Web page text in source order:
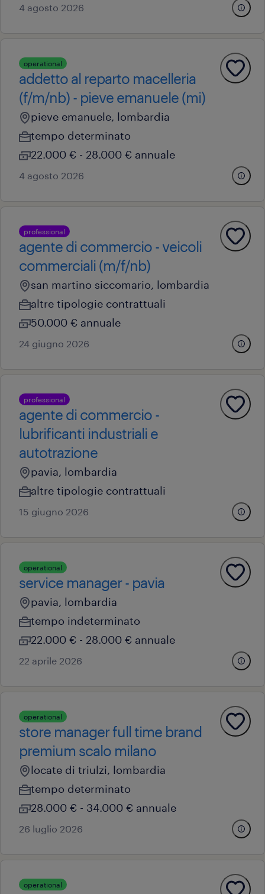
4 agosto 2026
operational
addetto al reparto macelleria
(f/m/nb) - pieve emanuele (mi)
pieve emanuele, lombardia
tempo determinato
22.000 € - 28.000 € annuale
4 agosto 2026
professional
agente di commercio - veicoli
commerciali (m/f/nb)
san martino siccomario, lombardia
altre tipologie contrattuali
50.000 € annuale
24 giugno 2026
professional
agente di commercio -
lubrificanti industriali e
autotrazione
pavia, lombardia
altre tipologie contrattuali
15 giugno 2026
operational
service manager - pavia
pavia, lombardia
tempo indeterminato
22.000 € - 28.000 € annuale
22 aprile 2026
operational
store manager full time brand
premium scalo milano
locate di triulzi, lombardia
tempo determinato
28.000 € - 34.000 € annuale
26 luglio 2026
operational